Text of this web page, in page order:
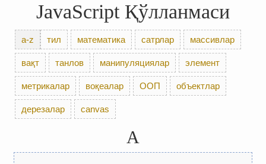
JavaScript Қўлланмаси
a-z тил математика сатрлар массивлар
вақт танлов манипуляциялар элемент
метрикалар воқеалар ООП объектлар
дерезалар canvas
A